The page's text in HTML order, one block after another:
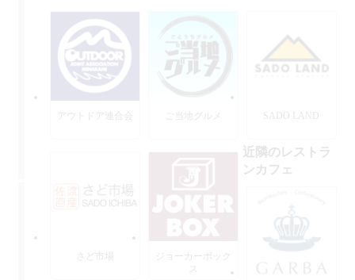
アウトドア連合会 ご当地グルメ SADO LAND
さど市場
ジョーカーボック
ス
近隣のレストラ
ンカフェ